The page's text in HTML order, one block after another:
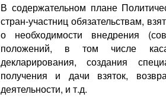
В содержательном плане
стран-участниц обязательствам,
о необходимости внедрения
положений, в том числе
декларирования, создания
получения и дачи взяток,
деятельности, и т.д.